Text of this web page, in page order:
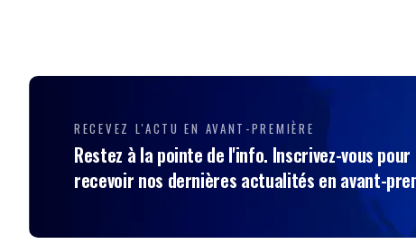
RECEVEZ L'ACTU EN AVANT-PREMIÈRE
Restez à la pointe de l'info. Inscrivez-vous pour
recevoir nos dernières actualités en avant-